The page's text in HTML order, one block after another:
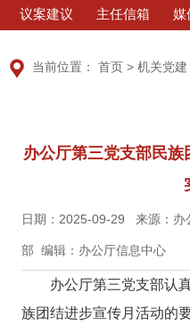
议案建议 主任信箱 媒
当前位置：首页 >机关党建
办公厅第三党支部民
日期：2025-09-29 来源：办
部 编辑：办公厅信息中心
办公厅第三党支部认
族团结进步宣传月活动的